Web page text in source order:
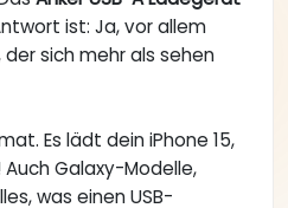
ist: Ja, vor allem
der sich mehr als sehen
Es lädt dein iPhone 15,
Galaxy-Modelle,
was einen USB-